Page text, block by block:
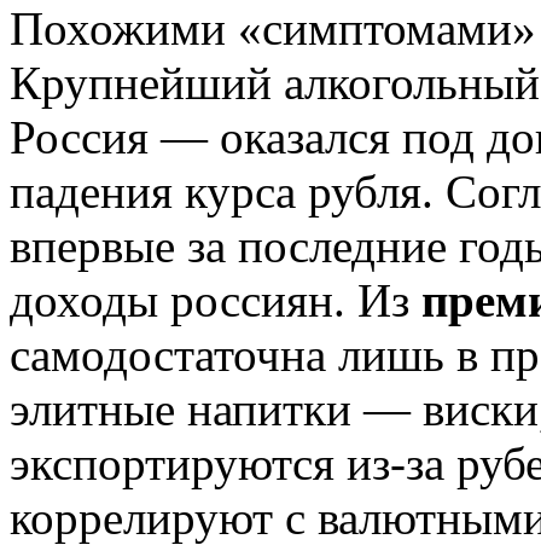
Похожими «симптомами»
Крупнейший
Россия — оказался под
падения курса рубля.
впервые за последние
доходы россиян. Из
самодостаточна лишь в
элитные напитки —
экспортируются из-за
коррелируют с